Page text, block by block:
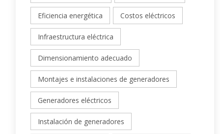
Eficiencia energética Costos eléctricos
Infraestructura eléctrica
Dimensionamiento adecuado
Montajes e instalaciones de generadores
Generadores eléctricos
Instalación de generadores